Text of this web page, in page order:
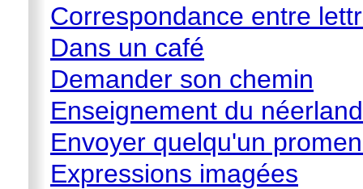
Correspondance entre
Dans un café
Demander son chemin
Enseignement du
Envoyer quelqu'un
Expressions imagées